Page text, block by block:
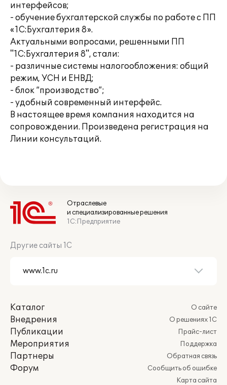
интерфейсов;
- обучение бухгалтерской службы по работе с ПП
«1С:Бухгалтерия 8».
Актуальными вопросами, решенными ПП
"1С:Бухгалтерия 8", стали:
- различные системы налогообложения: общий
режим, УСН и ЕНВД;
- блок “производство”;
- удобный современный интерфейс.
В настоящее время компания находится на
сопровождении. Произведена регистрация на
Линии консультаций.
Отраслевые
и специализированные решения
1С:Предприятие
Другие сайты 1С
Каталог
Внедрения
Публикации
Мероприятия
Партнеры
Форум
О сайте
О решениях 1С
Прайс-лист
Поддержка
Обратная связь
Сообщить об ошибке
Карта сайта